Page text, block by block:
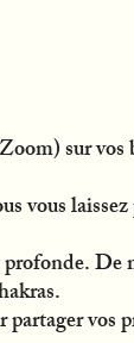
sur
vous
vos